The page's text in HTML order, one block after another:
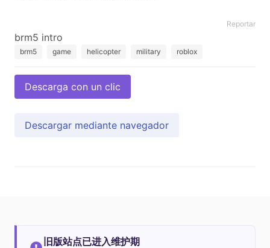
Reportar
brm5 game helicopter military roblox
Descarga con un clic
Descargar mediante navegador
旧版站点已进入维护期